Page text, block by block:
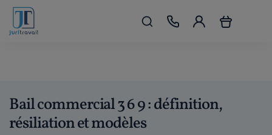
Bail commercial 3 6 9 : définition,
résiliation et modèles